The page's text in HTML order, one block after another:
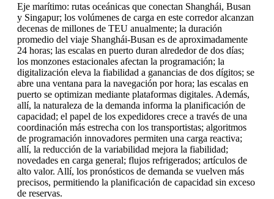
Eje marítimo: rutas oceánicas que conectan Shanghái, Busan
y Singapur; los volúmenes de carga en este corredor alcanzan
decenas de millones de TEU anualmente; la duración
promedio del viaje Shanghái-Busan es de aproximadamente
24 horas; las escalas en puerto duran alrededor de dos días;
los monzones estacionales afectan la programación; la
digitalización eleva la fiabilidad a ganancias de dos dígitos; se
abre una ventana para la navegación por hora; las escalas en
puerto se optimizan mediante plataformas digitales. Además,
allí, la naturaleza de la demanda informa la planificación de
capacidad; el papel de los expedidores crece a través de una
coordinación más estrecha con los transportistas; algoritmos
de programación innovadores permiten una carga reactiva;
allí, la reducción de la variabilidad mejora la fiabilidad;
novedades en carga general; flujos refrigerados; artículos de
alto valor. Allí, los pronósticos de demanda se vuelven más
precisos, permitiendo la planificación de capacidad sin exceso
de reservas.